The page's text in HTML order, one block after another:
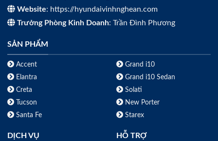
Website: https://hyundaivinhnghean.com
Trưởng Phòng Kinh Doanh: Trần Đình Phương
SẢN PHẨM
Accent
Elantra
Creta
Tucson
Santa Fe
Grand i10
Grand i10 Sedan
Solati
New Porter
Starex
DỊCH VỤ HỖ TRỢ